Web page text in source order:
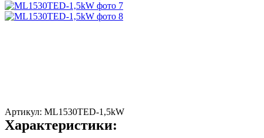
Артикул: МL1530TED-1,5kW
Характеристики: